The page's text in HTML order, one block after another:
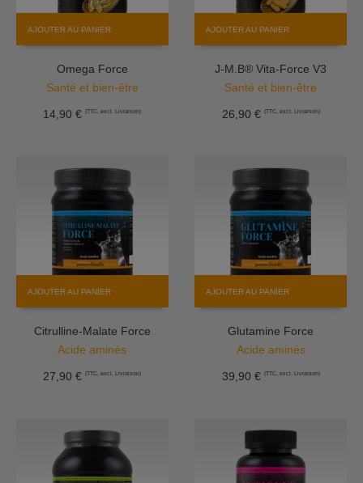
AJOUTER AU PANIER
Omega Force
Santé et bien-être
14,90€ (TTC, excl. Livraison)
AJOUTER AU PANIER
J-M.B® Vita-Force V3
Santé et bien-être
26,90 € (TTC, excl. Livraison)
AJOUTER AU PANIER
Citrulline-Malate Force
Acide aminés
27,90€ (TTC, excl. Livraison)
AJOUTER AU PANIER
Glutamine Force
Acide aminés
39,90 € (TTC, excl. Livraison)